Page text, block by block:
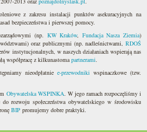
z zakresu instalacji punktów asekuracyjnych na
bezpieczeństwa i pierwszej pomocy.
(np. KW Kraków, Fundacja Nasza Ziemia)
oraz publicznymi (np. nadleśnictwami, RDOŚ
instytucjonalnych, w naszych działaniach wspierają nas
współpracę z kilkunastoma partnerami
nieodpłatnie e-przewodniki wspinaczkowe (tzw.
Obywatelska WSPINKA . W jego ramach rozpoczęliśmy i
do rozwoju społeczeństwa obywatelskiego w środowisku
BIP promujemy dobre praktyki.